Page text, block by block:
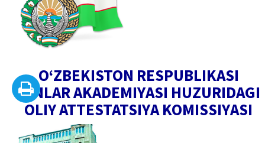
O‘ZBEKISTON RESPUBLIKASI
FANLAR AKADEMIYASI HUZURIDAGI
OLIY ATTESTATSIYA KOMISSIYASI